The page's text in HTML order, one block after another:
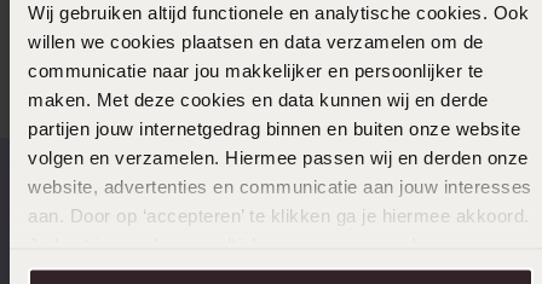
Wij gebruiken altijd functionele en analytische cookies. Ook
willen we cookies plaatsen en data verzamelen om de
communicatie naar jou makkelijker en persoonlijker te
maken. Met deze cookies en data kunnen wij en derde
partijen jouw internetgedrag binnen en buiten onze website
volgen en verzamelen. Hiermee passen wij en derden onze
website, advertenties en communicatie aan jouw interesses
aan. Door op ‘accepteren’ te klikken ga je hiermee akkoord.
over in onscookiebeleid.
Anderen kochten ook
Op werkdagen voor 17:00
14 dagen retourneren